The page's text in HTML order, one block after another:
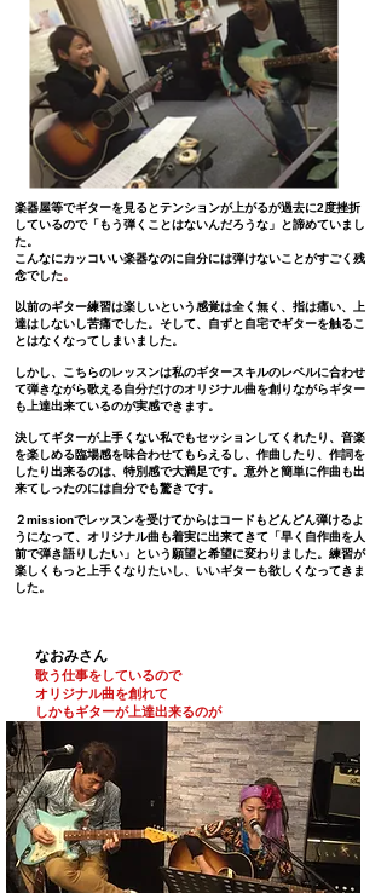
楽器屋等でギターを見るとテンションが上がるが過去に2度挫折
しているので「もう弾くことはないんだろうな」と諦めていまし
た。
こんなにカッコいい楽器なのに自分には弾けないことがすごく残
念でした。
以前のギター練習は楽しいという感覚は全く無く、指は痛い、上
達はしないし苦痛でした。 そして、自ずと自宅でギターを触るこ
とはなくなってしまいました。
しかし、こちらのレッスンは私のギタースキルのレベルに合わせ
て弾きながら歌える自分だけのオリジナル曲を創りながらギター
も上達出来ているのが実感できます。
決してギターが上手くない私でもセッションしてくれたり、音楽
を楽しめる臨場感を味合わせてもらえるし、作曲したり、作詞を
したり出来るのは、特別感で大満足です。意外と簡単に作曲も出
来てしったのには自分でも驚きです。
２missionでレッスンを受けてからはコードもどんどん弾けるよ
うになって、オリジナル曲も着実に出来てきて 「早く自作曲を人
前で弾き語りしたい」 という願望と希望に変わりました。練習が
楽しくもっと上手くなりたいし、いいギターも欲しくなってきま
した。
なおみさん
歌う仕事をしているので
オリジナル曲を創れて
しかもギターが上達出来るのが